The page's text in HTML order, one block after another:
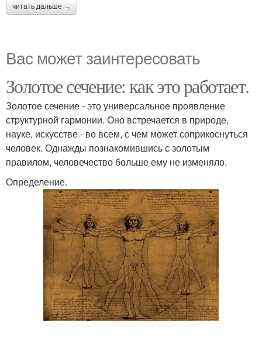
читать дальше →
Вас может заинтересовать
Золотое сечение: как это работает.
Золотое сечение - это универсальное проявление
структурной гармонии. Оно встречается в природе,
науке, искусстве - во всем, с чем может соприкоснуться
человек. Однажды познакомившись с золотым
правилом, человечество больше ему не изменяло.
Определение.